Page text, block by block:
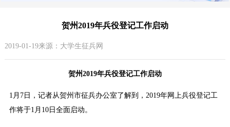
贺州2019年兵役登记工作启动
2019-01-19来源：大学生征兵网
贺州2019年兵役登记工作启动
1月7日，记者从贺州市征兵办公室了解到，2019年网上兵役登记工
作将于1月10日全面启动。